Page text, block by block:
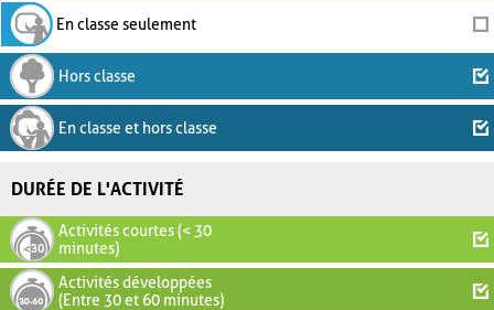
En classe seulement
Hors classe
En classe et hors classe
DURÉE DE L'ACTIVITÉ
Activités courtes (< 30
minutes)
Activités développées
(Entre 30 et 60 minutes)